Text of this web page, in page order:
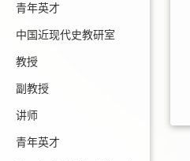
青年英才
中国近现代史教研室
教授
副教授
讲师
青年英才